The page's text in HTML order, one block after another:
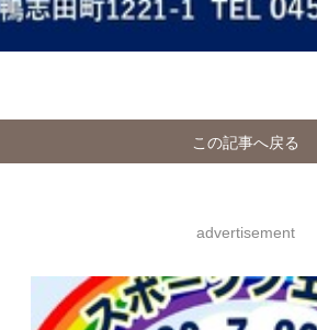
この記事へ戻る
advertisement